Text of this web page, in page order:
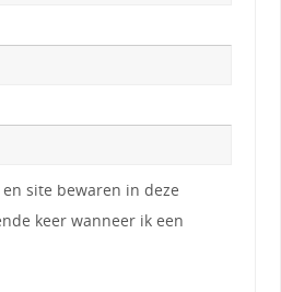
site bewaren in deze
keer wanneer ik een